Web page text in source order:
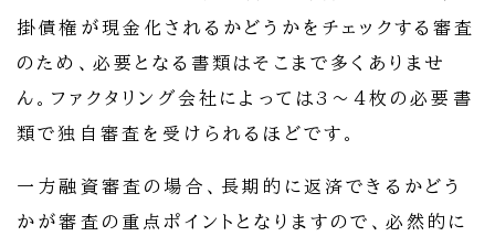
掛債権が現金化されるかどうかをチェックする審査
のため、必要となる書類はそこまで多くありませ
ん。ファクタリング会社によっては3～4枚の必要書
類で独自審査を受けられるほどです。
一方融資審査の場合、長期的に返済できるかどう
かが審査の重点ポイントとなりますので、必然的に